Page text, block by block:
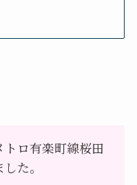
ロ有楽町線桜田
た。